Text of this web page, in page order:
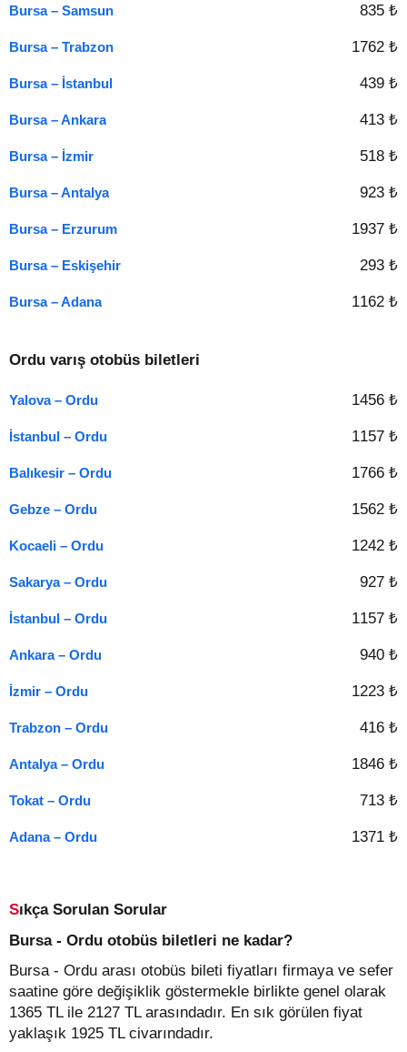
Bursa – Samsun 835 ₺
Bursa – Trabzon 1762 ₺
Bursa – İstanbul 439 ₺
Bursa – Ankara 413 ₺
Bursa – İzmir 518 ₺
Bursa – Antalya 923 ₺
Bursa – Erzurum 1937 ₺
Bursa – Eskişehir 293 ₺
Bursa – Adana 1162 ₺
Ordu varış otobüs biletleri
Yalova – Ordu 1456 ₺
İstanbul – Ordu 1157 ₺
Balıkesir – Ordu 1766 ₺
Gebze – Ordu 1562 ₺
Kocaeli – Ordu 1242 ₺
Sakarya – Ordu 927 ₺
İstanbul – Ordu 1157 ₺
Ankara – Ordu 940 ₺
İzmir – Ordu 1223 ₺
Trabzon – Ordu 416 ₺
Antalya – Ordu 1846 ₺
Tokat – Ordu 713 ₺
Adana – Ordu 1371 ₺
Sıkça Sorulan Sorular
Bursa - Ordu otobüs biletleri ne kadar?
Bursa - Ordu arası otobüs bileti fiyatları firmaya ve sefer
saatine göre değişiklik göstermekle birlikte genel olarak
1365 TL ile 2127 TL arasındadır. En sık görülen fiyat
yaklaşık 1925 TL civarındadır.